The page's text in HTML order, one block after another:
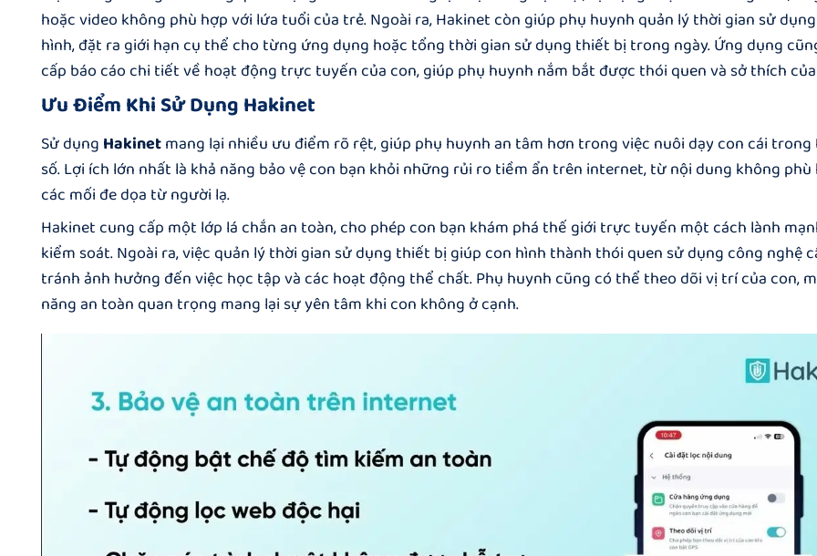
hoặc video không phù hợp với lứa tuổi của trẻ. Ngoài ra, Hakinet còn giúp phụ huynh quản lý thời gian sử
hình, đặt ra giới hạn cụ thể cho từng ứng dụng hoặc tổng thời gian sử dụng thiết bị trong ngày. Ứng dụng
cấp báo cáo chi tiết về hoạt động trực tuyến của con, giúp phụ huynh nắm bắt được thói quen và sở thích
Ưu Điểm Khi Sử Dụng Hakinet
Sử dụng Hakinetmang lại nhiều ưu điểm rõ rệt, giúp phụ huynh an tâm hơn trong việc nuôi dạy con cái trong
số. Lợi ích lớn nhất là khả năng bảo vệ con bạn khỏi những rủi ro tiềm ẩn trên internet, từ nội dung không phù
các mối đe dọa từ người lạ.
Hakinet cung cấp một lớp lá chắn an toàn, cho phép con bạn khám phá thế giới trực tuyến một cách lành
kiểm soát. Ngoài ra, việc quản lý thời gian sử dụng thiết bị giúp con hình thành thói quen sử dụng công nghệ
tránh ảnh hưởng đến việc học tập và các hoạt động thể chất. Phụ huynh cũng có thể theo dõi vị trí của con,
năng an toàn quan trọng mang lại sự yên tâm khi con không ở cạnh.